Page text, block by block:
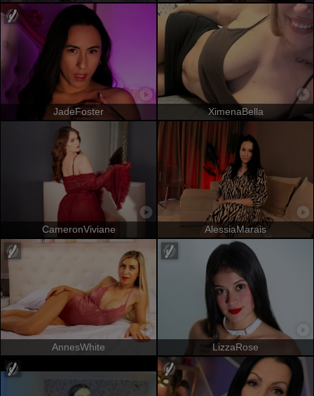
JadeFoster XimenaBella
CameronViviane AlessiaMarais
AnnesWhite LizzaRose